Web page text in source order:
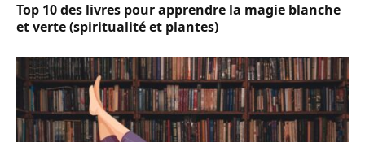
Top 10 des livres pour apprendre la magie blanche
et verte (spiritualité et plantes)